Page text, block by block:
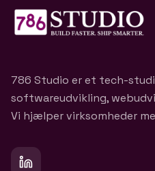
786 Studio er et tech-
softwareudvikling,
Vi hjælper virksomheder